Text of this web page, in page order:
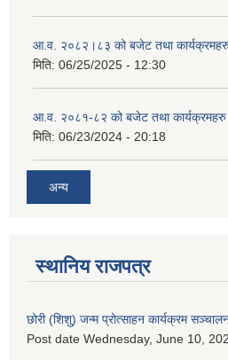
आ.व. २०८२।८३ को बजेट तथा
मिति: 06/25/2025 - 12:30
आ.व. २०८१-८२ को बजेट तथा कार्यक्रमहरु
मिति: 06/23/2024 - 20:18
अन्य
स्थानिय राजपत्र
छोरी (शिशु) जन्म प्रोत्साहन कार्यक्रम
Post date Wednesday, June 10,